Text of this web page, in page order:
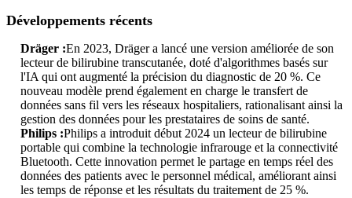
Développements récents
Dräger :En 2023, Dräger a lancé une version améliorée de son
lecteur de bilirubine transcutanée, doté d'algorithmes basés sur
l'IA qui ont augmenté la précision du diagnostic de 20 %. Ce
nouveau modèle prend également en charge le transfert de
données sans fil vers les réseaux hospitaliers, rationalisant ainsi la
gestion des données pour les prestataires de soins de santé.
Philips :Philips a introduit début 2024 un lecteur de bilirubine
portable qui combine la technologie infrarouge et la connectivité
Bluetooth. Cette innovation permet le partage en temps réel des
données des patients avec le personnel médical, améliorant ainsi
les temps de réponse et les résultats du traitement de 25 %.